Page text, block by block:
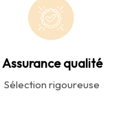
Assurance qualité
Sélection rigoureuse